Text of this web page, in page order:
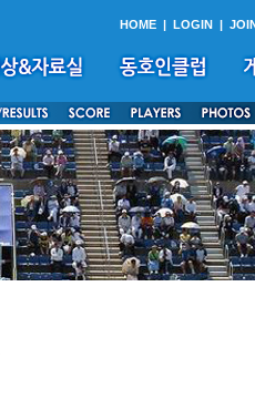
HOME | LOGIN |